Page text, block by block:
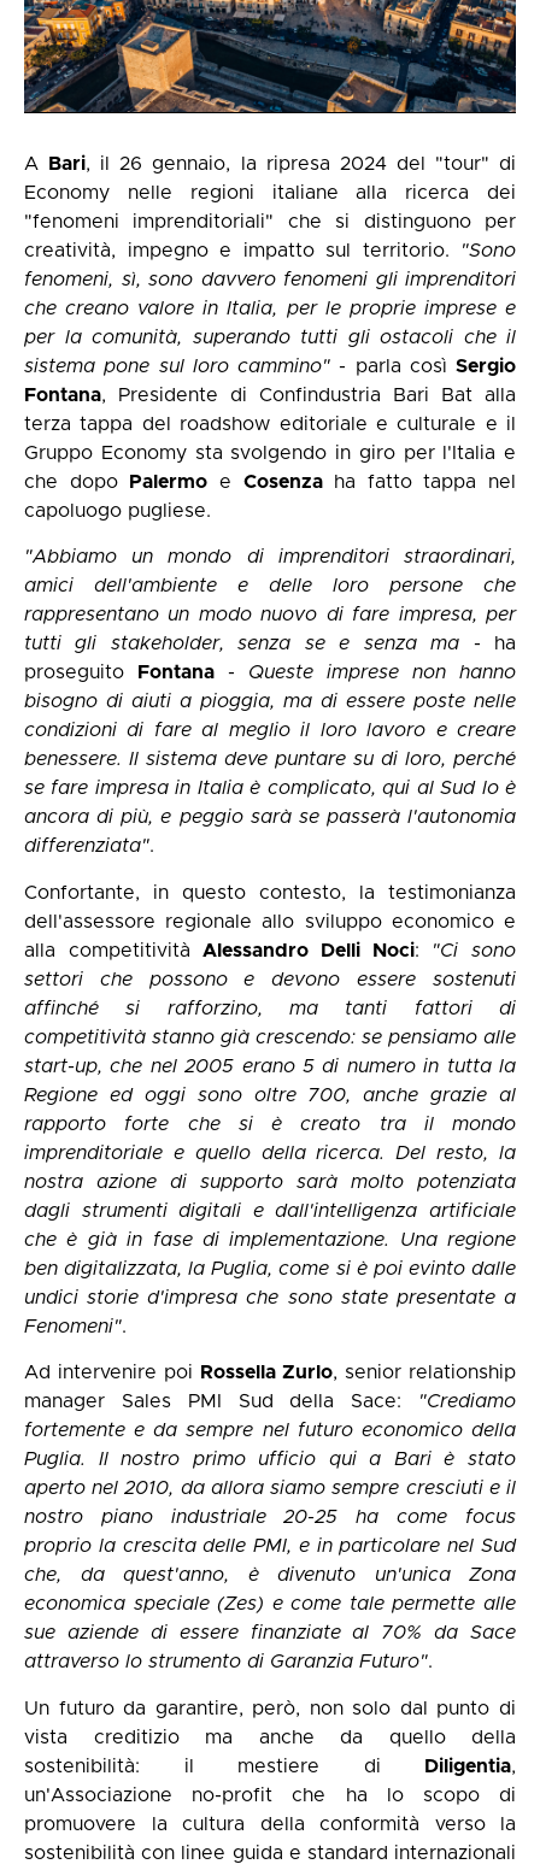
A Bari, il 26 gennaio, la ripresa 2024 del "tour" di
Economy nelle regioni italiane alla ricerca dei
"fenomeni imprenditoriali" che si distinguono per
creatività, impegno e impatto sul territorio.
"Sono
fenomeni, sì, sono davvero fenomeni gli imprenditori
che creano valore in Italia, per le proprie imprese e
per la comunità, superando tutti gli ostacoli che il
sistema pone sul loro cammino" - parla così Sergio
Fontana, Presidente di Confindustria Bari Bat alla
terza tappa del roadshow editoriale e culturale e il
Gruppo Economy sta svolgendo in giro per l'Italia e
che dopo
Palermo e Cosenzaha fatto tappa nel
capoluogo pugliese.
"Abbiamo un mondo di imprenditori straordinari,
amici dell'ambiente e delle loro persone che
rappresentano un modo nuovo di fare impresa, per
tutti gli stakeholder, senza se e senza ma - ha
proseguito
Fontana - Queste imprese non hanno
bisogno di aiuti a pioggia, ma di essere poste nelle
condizioni di fare al meglio il loro lavoro e creare
benessere. Il sistema deve puntare su di loro, perché
se fare impresa in Italia è complicato, qui al Sud lo è
ancora di più, e peggio sarà se passerà l'autonomia
differenziata".
Confortante, in questo contesto, la testimonianza
dell'assessore regionale allo sviluppo economico e
alla competitivitàAlessandro Delli Noci: "Ci sono
settori che possono e devono essere sostenuti
affinché si rafforzino, ma tanti fattori di
competitività stanno già crescendo: se pensiamo alle
start-up, che nel 2005 erano 5 di numero in tutta la
Regione ed oggi sono oltre 700, anche grazie al
rapporto forte che si è creato tra il mondo
imprenditoriale e quello della ricerca. Del resto, la
nostra azione di supporto sarà molto potenziata
dagli strumenti digitali e dall'intelligenza artificiale
che è già in fase di implementazione. Una regione
ben digitalizzata, la Puglia, come si è poi evinto dalle
undici storie d'impresa che sono state presentate a
Fenomeni".
Ad intervenire poi Rossella Zurlo, senior relationship
manager Sales PMI Sud della Sace:
"Crediamo
fortemente e da sempre nel futuro economico della
Puglia. Il nostro primo ufficio qui a Bari è stato
aperto nel 2010, da allora siamo sempre cresciuti e il
nostro piano industriale 20-25 ha come focus
proprio la crescita delle PMI, e in particolare nel Sud
che, da quest'anno, è divenuto un'unica Zona
economica speciale (Zes) e come tale permette alle
sue aziende di essere finanziate al 70% da Sace
attraverso lo strumento di Garanzia Futuro".
Un futuro da garantire, però, non solo dal punto di
vista creditizio ma anche da quello della
sostenibilità: il mestiere di Diligentia,
un'Associazione no-profit che ha lo scopo di
promuovere la cultura della conformità verso la
sostenibilità con linee guida e standard internazionali